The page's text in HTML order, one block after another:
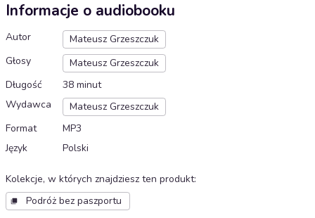
Informacje o audiobooku
Autor
Mateusz Grzeszczuk
Głosy
Mateusz Grzeszczuk
Długość
38 minut
Wydawca
Mateusz Grzeszczuk
Format
MP3
Język
Polski
Kolekcje, w których znajdziesz ten produkt:
Podróż bez paszportu